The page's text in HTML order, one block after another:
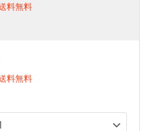
料無料
料無料